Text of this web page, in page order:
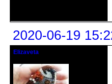
2020-06-19
Elizaveta